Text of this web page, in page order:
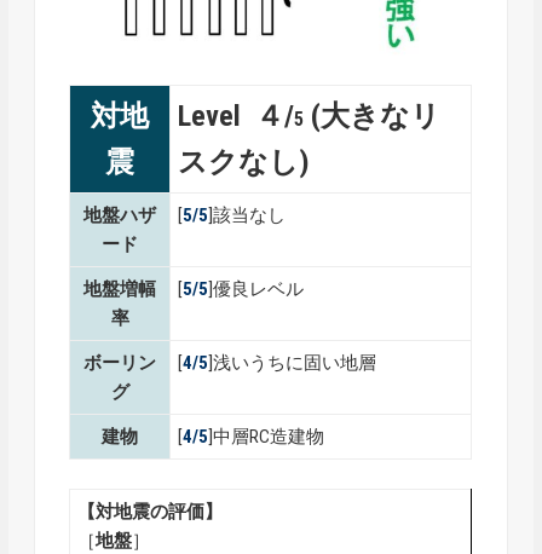
対地
震
Level ４/5 (大きなリ
スクなし)
地盤ハザ
ード
[5/5]該当なし
地盤増幅
率
[5/5]優良レベル
ボーリン
グ
[4/5]浅いうちに固い地層
建物 [4/5]中層RC造建物
【対地震の評価】
［地盤］